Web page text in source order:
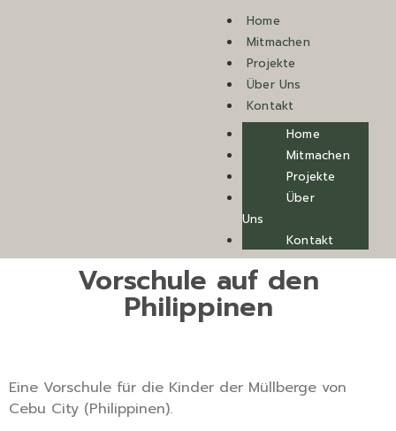
Home
Mitmachen
Projekte
Über Uns
Kontakt
Home
Mitmachen
Projekte
Über
Uns
Kontakt
Vorschule auf den
Philippinen
Eine Vorschule für die Kinder der Müllberge von
Cebu City (Philippinen).